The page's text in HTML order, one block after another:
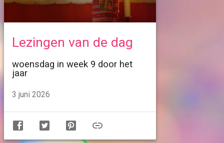
Lezingen van de dag
woensdag in week 9 door het
jaar
3 juni 2026